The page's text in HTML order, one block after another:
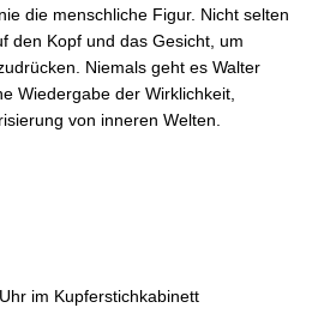
die menschliche Figur. Nicht selten
den Kopf und das Gesicht, um
Niemals geht es Walter
Wiedergabe der Wirklichkeit,
von inneren Welten.
im Kupferstichkabinett